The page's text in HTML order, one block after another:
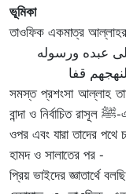
ভূমিকা
তাওফিক একমাত্র
عبده ورسوله
সমস্ত প্রশংসা আল্লাহ
বান্দা ও নির্বাচিত রাসূল ﷺ-এর ওপর, তাঁর পরিবার-পরিজনের ওপর, তাঁর সাথীবর্গের
ওপর এবং যারা তাদের
হামদ ও সালাতের পর -
প্রিয় ভাইদের জ্ঞাতার্থে